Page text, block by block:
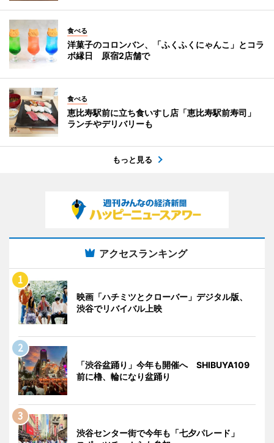
食べる
洋菓子のコロンバン、「ふくふくにゃんこ」とコラ
ボ縁日 原宿2店舗で
食べる
恵比寿駅前に立ち食いすし店「恵比寿駅前寿司」
ランチやデリバリーも
もっと見る
アクセスランキング
映画「ハチミツとクローバー」デジタル版、
渋谷でリバイバル上映
「渋谷盆踊り」今年も開催へ SHIBUYA109
前に櫓、輪になり盆踊り
渋谷センター街で今年も「七夕パレード」